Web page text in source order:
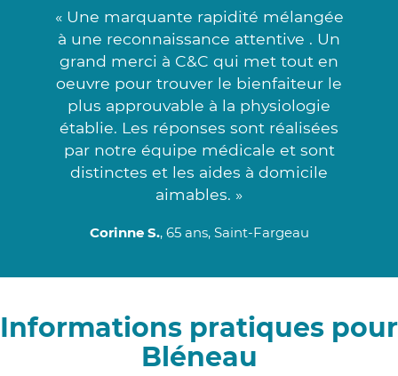
« Une marquante rapidité mélangée
à une reconnaissance attentive . Un
grand merci à C&C qui met tout en
oeuvre pour trouver le bienfaiteur le
plus approuvable à la physiologie
établie. Les réponses sont réalisées
par notre équipe médicale et sont
distinctes et les aides à domicile
aimables. »
Corinne S., 65 ans, Saint-Fargeau
Informations pratiques pour
Bléneau